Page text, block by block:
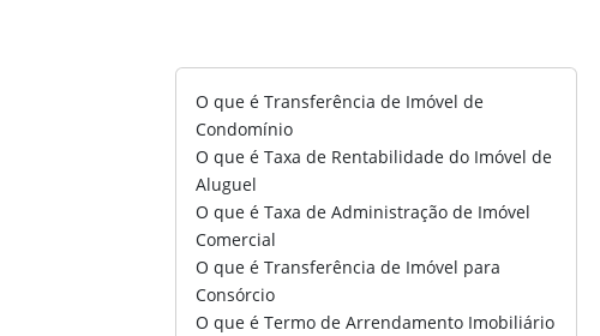
O que é Transferência de Imóvel de
Condomínio
O que é Taxa de Rentabilidade do Imóvel de
Aluguel
O que é Taxa de Administração de Imóvel
Comercial
O que é Transferência de Imóvel para
Consórcio
O que é Termo de Arrendamento Imobiliário